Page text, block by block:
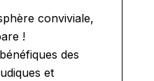
conviviale,
!
des
et